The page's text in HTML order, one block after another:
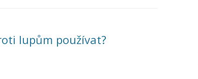
lupům používat?